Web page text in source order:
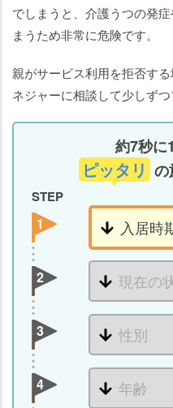
でしまうと、介護うつの発
まうため非常に危険です。
親がサービス利用を拒否す
ネジャーに相談して少しず
約7秒に
ピッタリ の
STEP
1
2
3
4